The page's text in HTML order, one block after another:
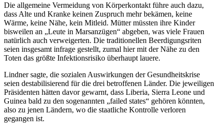
Die allgemeine Vermeidung von Körperkontakt führe auch dazu,
dass Alte und Kranke keinen Zuspruch mehr bekämen, keine
Wärme, keine Nähe, kein Mitleid. Mütter müssten ihre Kinder
bisweilen an „Leute in Marsanzügen“ abgeben, was viele Frauen
natürlich auch verweigerten. Die traditionellen Beerdigungsriten
seien insgesamt infrage gestellt, zumal hier mit der Nähe zu den
Toten das größte Infektionsrisiko überhaupt lauere.
Lindner sagte, die sozialen Auswirkungen der Gesundheitskrise
seien destabilisierend für die drei betroffenen Länder. Die jeweiligen
Präsidenten hätten davor gewarnt, dass Liberia, Sierra Leone und
Guinea bald zu den sogenannten „failed states“ gehören könnten,
also zu jenen Ländern, wo die staatliche Kontrolle verloren
gegangen ist.